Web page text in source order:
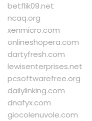
betflik09.net
ncaq.org
xenmicro.com
onlineshopera.com
dartyfresh.com
lewisenterprises.net
pcsoftwarefree.org
dailylinking.com
dnafyx.com
giocolenuvole.com